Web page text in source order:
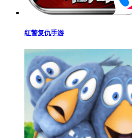
红警复仇手游